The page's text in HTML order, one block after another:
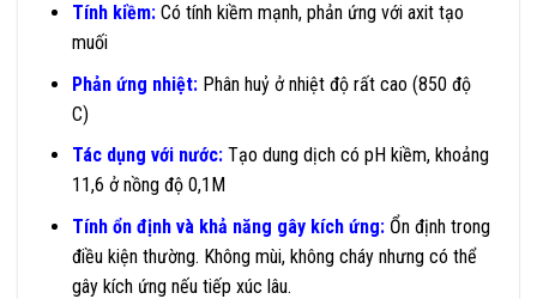
Tính kiềm:Có tính kiềm mạnh, phản ứng với axit tạo
muối
Phản ứng nhiệt: Phân huỷ ở nhiệt độ rất cao (850 độ
C)
Tác dụng với nước:Tạo dung dịch có pH kiềm, khoảng
11,6 ở nồng độ 0,1M
Tính ổn định và khả năng gây kích ứng:Ổn định trong
điều kiện thường. Không mùi, không cháy nhưng có thể
gây kích ứng nếu tiếp xúc lâu.